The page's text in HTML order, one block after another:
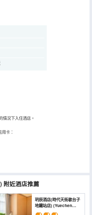
情況下入住酒店。
卡：
附近酒店推薦
玥辰酒店(時代天街歇台子
地鐵站店) (Yuechen
Hotel (Xietaizi Subway